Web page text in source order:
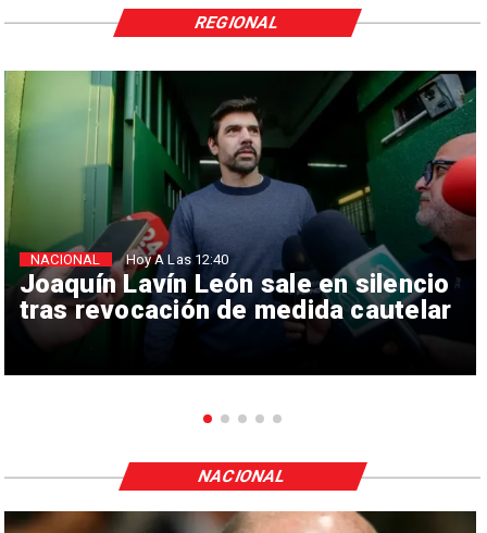
Joaquín Lavín León sale en silencio
tras revocación de medida cautelar
NACIONAL Hoy A Las 12:40
REGIONAL
NACIONAL